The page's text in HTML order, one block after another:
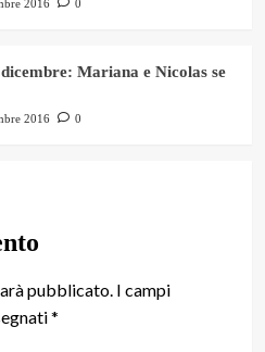
2016
0
Mariana e Nicolas se
2016 0
pubblicato. I campi
*